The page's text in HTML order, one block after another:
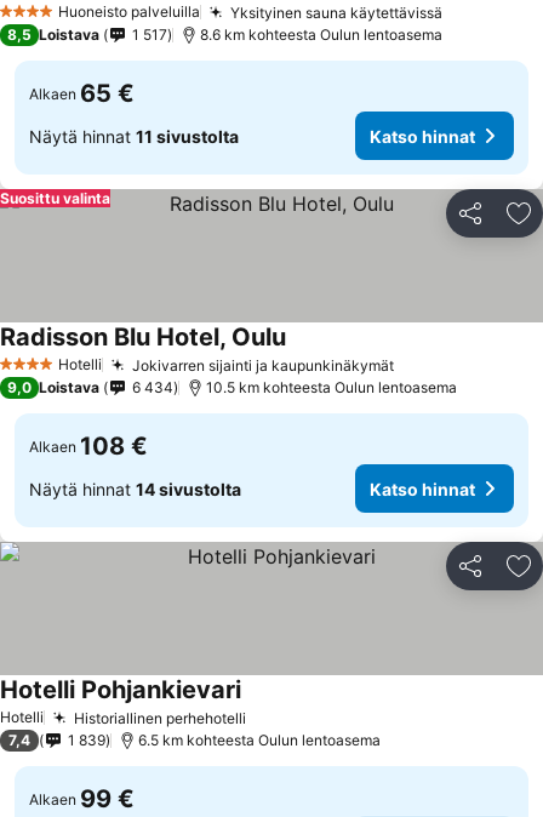
4 TähtiluokitusHuoneisto palveluilla Yksityinen sauna käytettävissä
8,5 Loistava 1 517 8.6 km kohteesta Oulun lentoasema
Alkaen 65 €
Näytä hinnat 11 sivustolta Katso hinnat
Jaa
Suosittu valinta
4 Tähtiluokitus
Hotelli Jokivarren sijainti ja kaupunkinäkymät
Radisson Blu Hotel, Oulu
9,0 Loistava 6 434 10.5 km kohteesta Oulun lentoasema
Alkaen 108 €
Näytä hinnat 14 sivustolta Katso hinnat
Jaa
Hotelli Historiallinen perhehotelli
Hotelli Pohjankievari
7,4 1 839 6.5 km kohteesta Oulun lentoasema
Alkaen 99 €